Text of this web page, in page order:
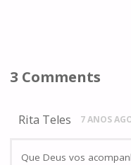
3 Comments
Rita Teles 7 ANOS
Que Deus vos